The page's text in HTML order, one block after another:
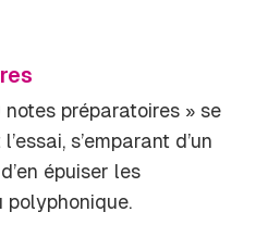
préparatoires » se
s’emparant d’un
épuiser les